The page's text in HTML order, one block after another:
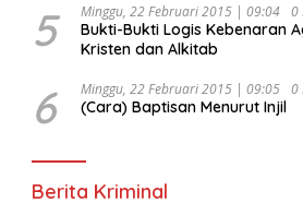
5 Minggu, 22 Februari 2015 | 09:04 0
Bukti-Bukti Logis Kebenaran
Kristen dan Alkitab
6 Minggu, 22 Februari 2015 | 09:05 0
(Cara) Baptisan Menurut Injil
Berita Kriminal